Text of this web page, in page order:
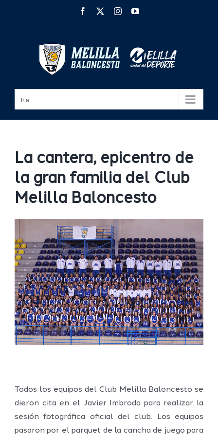
Facebook InstagramYouTube
Ir a...
La cantera, epicentro de
la gran familia del Club
Melilla Baloncesto
Ver
imagen
más
grande
Todos los equipos del Club Melilla Baloncesto se
dieron cita en el Javier Imbroda para realizar la
sesión fotográfica oficial del club. Los equipos
pasaron por el parquet de la cancha de juego para